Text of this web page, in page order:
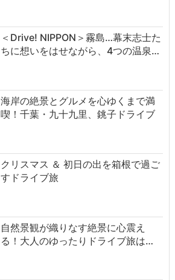
＜Drive! NIPPON＞霧島…幕末志士た
ちに想いをはせながら、4つの温泉…
海岸の絶景とグルメを心ゆくまで満
喫！千葉・九十九里、銚子ドライブ
クリスマス ＆ 初日の出を箱根で過ご
すドライブ旅
自然景観が織りなす絶景に心震え
る！大人のゆったりドライブ旅は…